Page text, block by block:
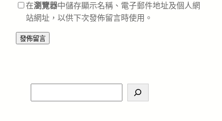
在瀏覽器中儲存顯示名稱、電子郵件地址及個人網
站網址，以供下次發佈留言時使用。
e